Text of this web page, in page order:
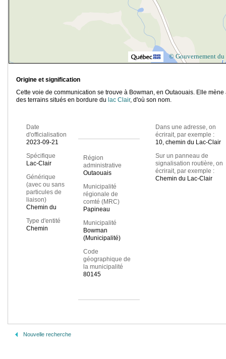
© Gouvernement du
Origine et signification
Cette voie de communication se trouve à Bowman, en Outaouais. Elle mène
des terrains situés en bordure du lac Clair, d'où son nom.
Date
d'officialisation
2023-09-21
Spécifique
Lac-Clair
Générique
(avec ou sans
particules de
liaison)
Chemin du
Type d'entité
Chemin
Région
administrative
Outaouais
Municipalité
régionale de
comté (MRC)
Papineau
Municipalité
Bowman
(Municipalité)
Code
géographique de
la municipalité
80145
Dans une adresse, on
écrirait, par exemple :
10, chemin du Lac-Clair
Sur un panneau de
signalisation routière, on
écrirait, par exemple :
Chemin du Lac-Clair
Nouvelle recherche